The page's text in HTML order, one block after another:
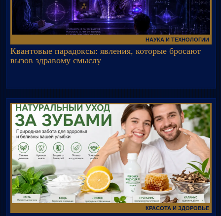
НАУКА И ТЕХНОЛОГИИ
Квантовые парадоксы: явления, которые бросают
вызов здравому смыслу
КРАСОТА И ЗДОРОВЬЕ